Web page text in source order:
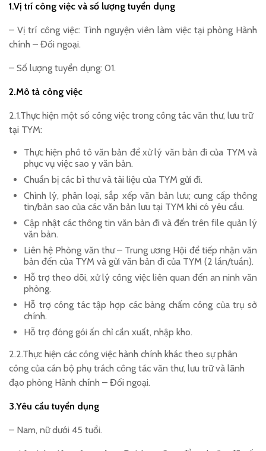
1.Vị trí công việc và số lượng tuyển dụng
– Vị trí công việc: Tình nguyện viên làm việc tại phòng Hành
chính – Đối ngoại.
– Số lượng tuyển dụng: 01.
2.Mô tả công việc
2.1.Thực hiện một số công việc trong công tác văn thư, lưu trữ
tại TYM:
Thực hiện phô tô văn bản để xử lý văn bản đi của TYM và
phục vụ việc sao y văn bản.
Chuẩn bị các bì thư và tài liệu của TYM gửi đi.
Chỉnh lý, phân loại, sắp xếp văn bản lưu; cung cấp thông
tin/bản sao của các văn bản lưu tại TYM khi có yêu cầu.
Cập nhật các thông tin văn bản đi và đến trên file quản lý
văn bản.
Liên hệ Phòng văn thư – Trung ương Hội để tiếp nhận văn
bản đến của TYM và gửi văn bản đi của TYM (2 lần/tuần).
Hỗ trợ theo dõi, xử lý công việc liên quan đến an ninh văn
phòng.
Hỗ trợ công tác tập hợp các bảng chấm công của trụ sở
chính.
Hỗ trợ đóng gói ấn chỉ cần xuất, nhập kho.
2.2.Thực hiện các công việc hành chính khác theo sự phân
công của cán bộ phụ trách công tác văn thư, lưu trữ và lãnh
đạo phòng Hành chính – Đối ngoại.
3.Yêu cầu tuyển dụng
– Nam, nữ dưới 45 tuổi.